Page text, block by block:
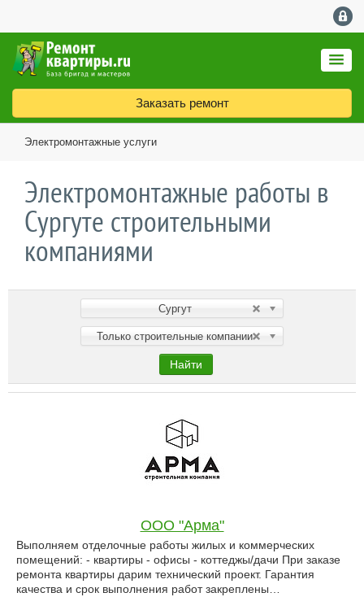
Заказать ремонт
Электромонтажные услуги
Электромонтажные работы в
Сургуте строительными
компаниями
Сургут
Только строительные компании
Найти
ООО "Арма"
Выполняем отделочные работы жилых и коммерческих
помещений: - квартиры - офисы - коттеджы/дачи При заказе
ремонта квартиры дарим технический проект. Гарантия
качества и срок выполнения работ закреплены…